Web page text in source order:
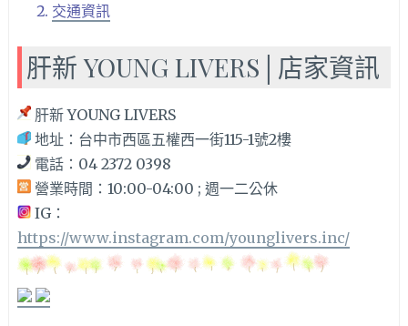
交通資訊
肝新 YOUNG LIVERS│店家資訊
肝新 YOUNG LIVERS
地址：台中市西區五權西一街115-1號2樓
電話：04 2372 0398
營業時間：10:00-04:00 ; 週一二公休
IG：
https://www.instagram.com/younglivers.inc/